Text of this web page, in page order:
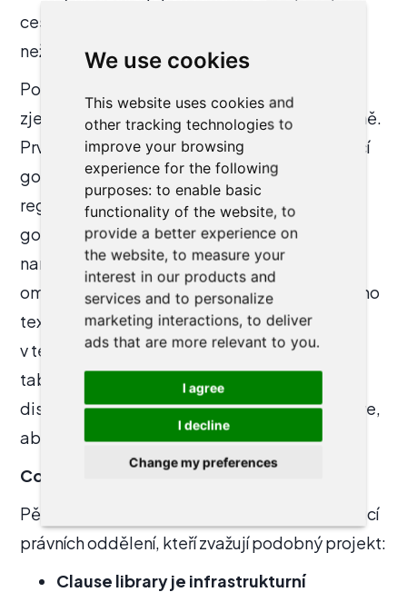
We use cookies
This website uses cookies and
other tracking technologies to
improve your browsing
experience for the following
purposes: to enable basic
functionality of the website, to
provide a better experience on
the website, to measure your
interest in our products and
services and to personalize
marketing interactions, to deliver
ads that are more relevant to you.
I agree
I decline
Change my preferences
cesta, jak postavit knihovnu s životností delší,
než je jeden platformový cyklus.
Po oficiálním kick-offu přišla série úmyslných
zjednodušení, která stojí za zmínku samostatně.
První várka must-have šablon pro nadcházející
go-live se staví bezclause library– z důvodu
regresní bezpečnosti. Knihovna se postaví po
go-live a šablony se na ni následně překlopí
naráz, ne inkrementálně. Migrace metadat se
omezuje jen nato, co nelze vyčíst ze samotného
textu smlouvy, protože všechno ostatní si AI
v textu najde lépe než člověk v atributové
tabulce. To je kompetentní
disciplína:rozhodnutí, kdy odložit nice-to-have,
aby zůstalo místo pro must-have.
Co si z toho odnést
Pět principů pro in-house právní týmy a vedoucí
právních oddělení, kteří zvažují podobný projekt:
Clause library je infrastrukturní